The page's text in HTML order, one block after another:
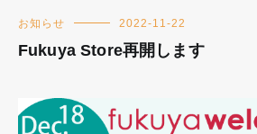
お知らせ 2022-11-22
Fukuya Store再開します